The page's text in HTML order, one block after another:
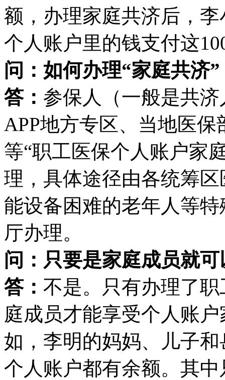
额，办理家庭共济后，
个人账户里的钱支付这
问：如何办理“家庭共济”
答： 参保人（一般是共
APP地方专区、当地医
等“职工医保个人账户家
理，具体途径由各统筹
能设备困难的老年人等
厅办理。
问：只要是家庭成员就
答： 不是。只有办理了
庭成员才能享受个人账
如，李明的妈妈、儿子
个人账户都有余额。其